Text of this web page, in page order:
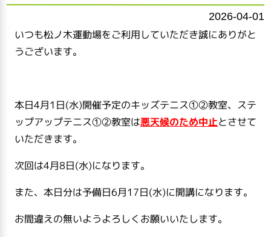
2026-04-01
いつも松ノ木運動場をご利用していただき誠にありがと
うございます。
本日4月1日(水)開催予定のキッズテニス①②教室、ステ
ップアップテニス①②教室は悪天候のため中止とさせて
いただきます。
次回は4月8日(水)になります。
また、本日分は予備日6月17日(水)に開講になります。
お間違えの無いようよろしくお願いいたします。